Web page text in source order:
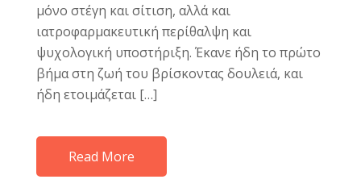
μόνο στέγη και σίτιση, αλλά και
ιατροφαρμακευτική περίθαλψη και
ψυχολογική υποστήριξη. Έκανε ήδη το πρώτο
βήμα στη ζωή του βρίσκοντας δουλειά, και
ήδη ετοιμάζεται […]
Read More